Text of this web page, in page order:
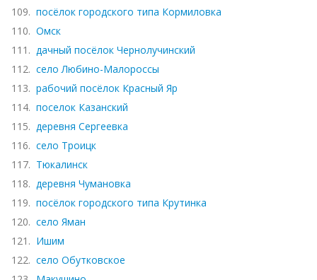
109. посёлок городского типа Кормиловка
110. Омск
111. дачный посёлок Чернолучинский
112. село Любино-Малороссы
113. рабочий посёлок Красный Яр
114. поселок Казанский
115. деревня Сергеевка
116. село Троицк
117. Тюкалинск
118. деревня Чумановка
119. посёлок городского типа Крутинка
120. село Яман
121. Ишим
122. село Обутковское